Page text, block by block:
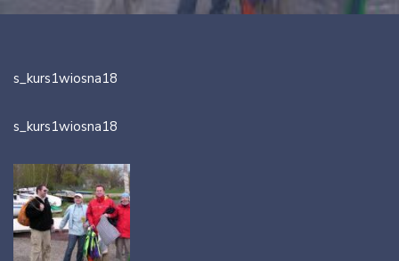
s_kurs1wiosna18
s_kurs1wiosna18